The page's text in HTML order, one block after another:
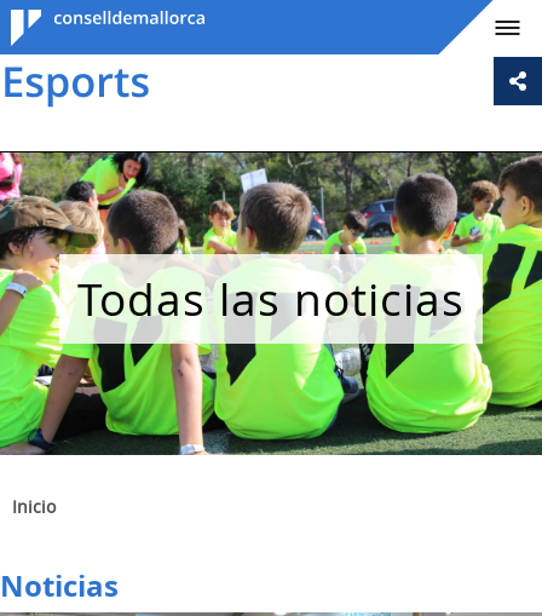
Consell de
Mallorca
Todas las noticias
Inicio
Noticias